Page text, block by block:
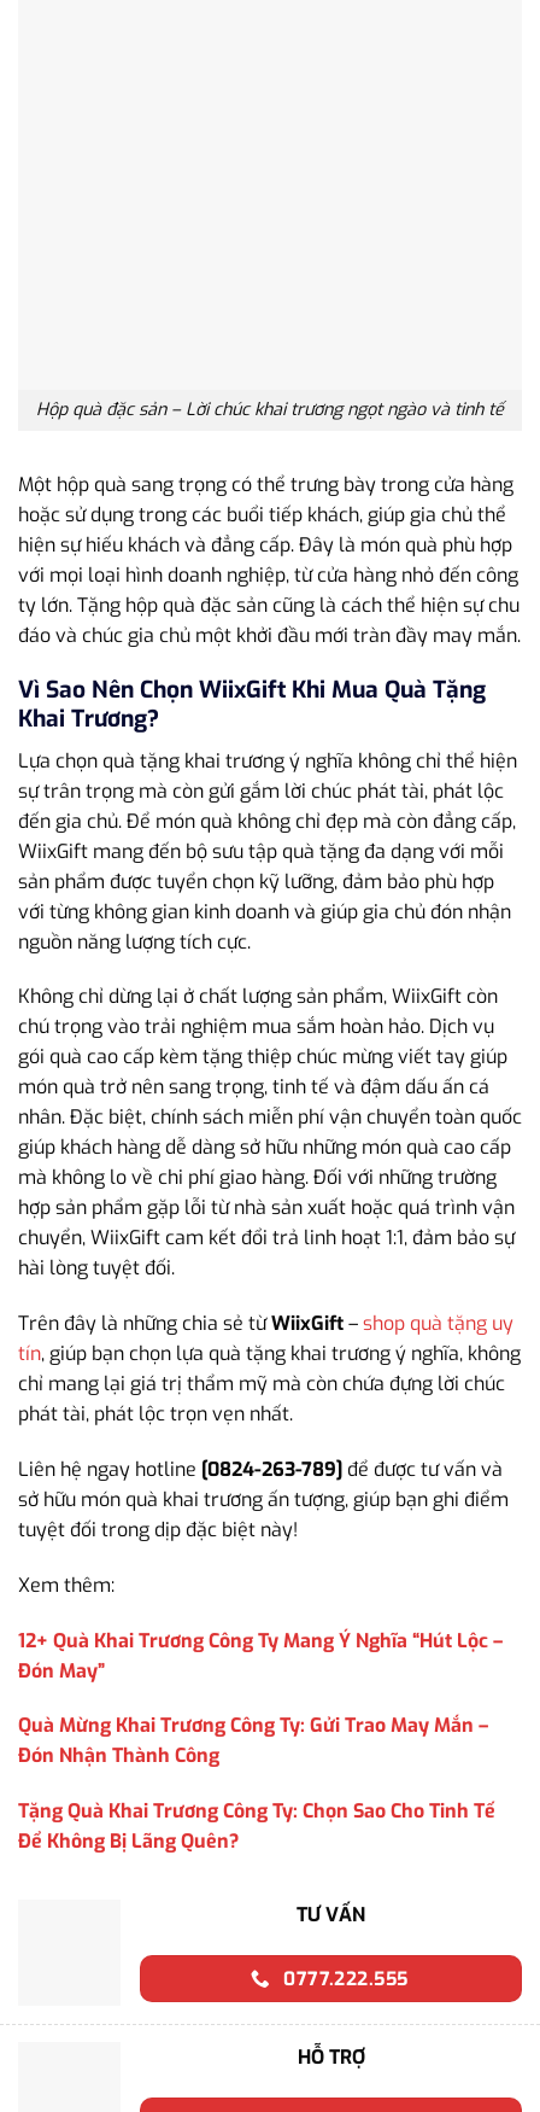
Hộp quà đặc sản – Lời chúc khai trương ngọt ngào và tinh tế
Một hộp quà sang trọng có thể trưng bày trong cửa hàng
hoặc sử dụng trong các buổi tiếp khách, giúp gia chủ thể
hiện sự hiếu khách và đẳng cấp. Đây là món quà phù hợp
với mọi loại hình doanh nghiệp, từ cửa hàng nhỏ đến công
ty lớn. Tặng hộp quà đặc sản cũng là cách thể hiện sự chu
đáo và chúc gia chủ một khởi đầu mới tràn đầy may mắn.
Vì Sao Nên Chọn WiixGift Khi Mua Quà Tặng
Khai Trương?
Lựa chọn quà tặng khai trương ý nghĩa không chỉ thể hiện
sự trân trọng mà còn gửi gắm lời chúc phát tài, phát lộc
đến gia chủ. Để món quà không chỉ đẹp mà còn đẳng cấp,
WiixGift mang đến bộ sưu tập quà tặng đa dạng với mỗi
sản phẩm được tuyển chọn kỹ lưỡng, đảm bảo phù hợp
với từng không gian kinh doanh và giúp gia chủ đón nhận
nguồn năng lượng tích cực.
Không chỉ dừng lại ở chất lượng sản phẩm, WiixGift còn
chú trọng vào trải nghiệm mua sắm hoàn hảo. Dịch vụ
gói quà cao cấp kèm tặng thiệp chúc mừng viết tay giúp
món quà trở nên sang trọng, tinh tế và đậm dấu ấn cá
nhân. Đặc biệt, chính sách miễn phí vận chuyển toàn quốc
giúp khách hàng dễ dàng sở hữu những món quà cao cấp
mà không lo về chi phí giao hàng. Đối với những trường
hợp sản phẩm gặp lỗi từ nhà sản xuất hoặc quá trình vận
chuyển, WiixGift cam kết đổi trả linh hoạt 1:1, đảm bảo sự
hài lòng tuyệt đối.
Trên đây là những chia sẻ từWiixGift–shop quà tặng uy
tín, giúp bạn chọn lựa quà tặng khai trương ý nghĩa, không
chỉ mang lại giá trị thẩm mỹ mà còn chứa đựng lời chúc
phát tài, phát lộc trọn vẹn nhất.
Liên hệ ngay hotline [0824-263-789] để được tư vấn và
sở hữu món quà khai trương ấn tượng, giúp bạn ghi điểm
tuyệt đối trong dịp đặc biệt này!
Xem thêm:
12+ Quà Khai Trương Công Ty Mang Ý Nghĩa “Hút Lộc –
Đón May”
Quà Mừng Khai Trương Công Ty: Gửi Trao May Mắn –
Đón Nhận Thành Công
Tặng Quà Khai Trương Công Ty: Chọn Sao Cho Tinh Tế
Để Không Bị Lãng Quên?
TƯ VẤN
0777.222.555
HỖ TRỢ